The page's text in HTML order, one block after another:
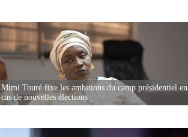
Mimi Touré fixe les ambitions du camp présidentiel en
cas de nouvelles élections